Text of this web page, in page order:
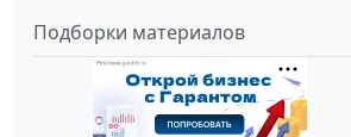
Подборки материалов